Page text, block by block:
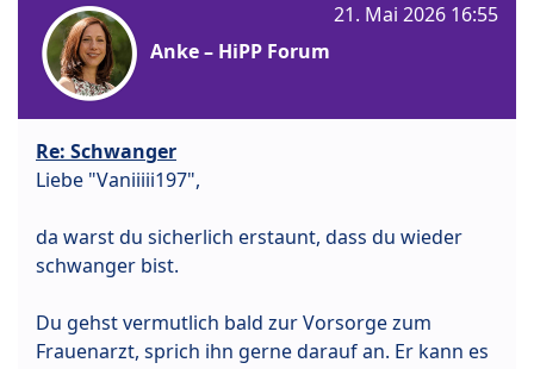
Anke – HiPP Forum
21. Mai 2026 16:55
Re: Schwanger
Liebe "Vaniiiii197",
da warst du sicherlich erstaunt, dass du wieder
schwanger bist.
Du gehst vermutlich bald zur Vorsorge zum
Frauenarzt, sprich ihn gerne darauf an. Er kann es